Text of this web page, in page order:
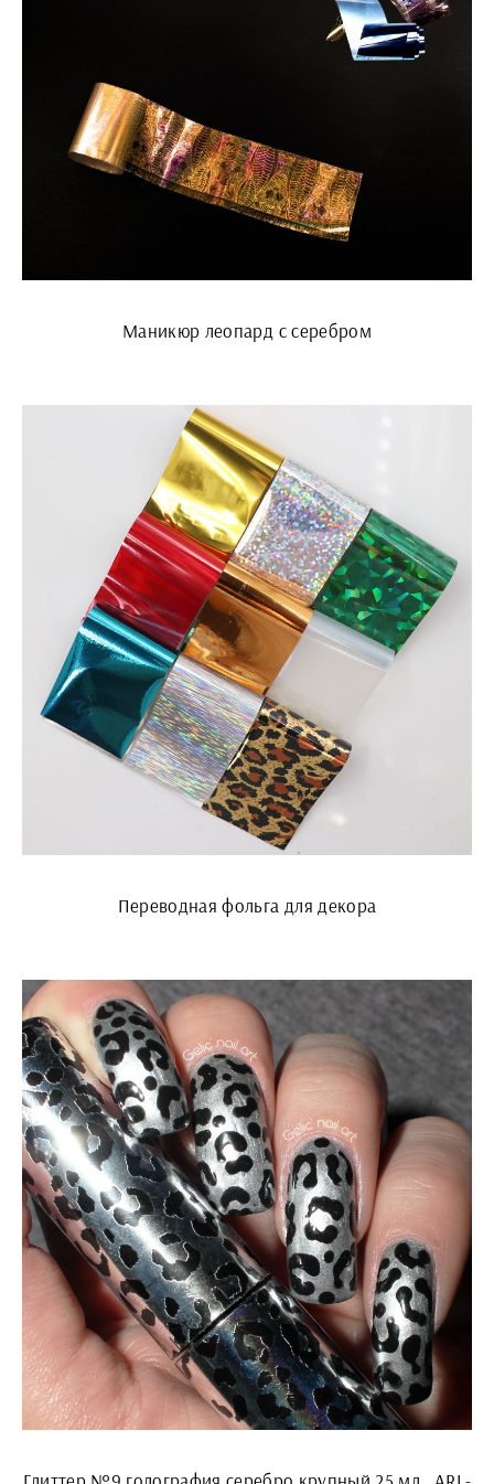
Маникюр леопард с серебром
Переводная фольга для декора